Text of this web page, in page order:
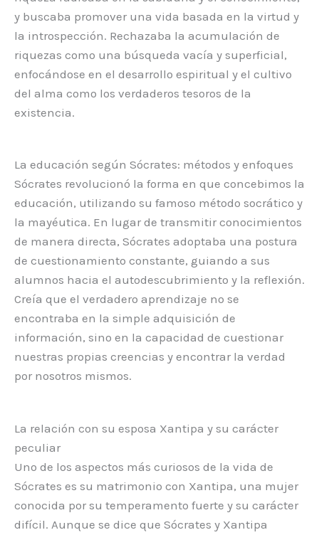
y buscaba promover una vida basada en la virtud y
la introspección. Rechazaba la acumulación de
riquezas como una búsqueda vacía y superficial,
enfocándose en el desarrollo espiritual y el cultivo
del alma como los verdaderos tesoros de la
existencia.
La educación según Sócrates: métodos y enfoques
Sócrates revolucionó la forma en que concebimos la
educación, utilizando su famoso método socrático y
la mayéutica. En lugar de transmitir conocimientos
de manera directa, Sócrates adoptaba una postura
de cuestionamiento constante, guiando a sus
alumnos hacia el autodescubrimiento y la reflexión.
Creía que el verdadero aprendizaje no se
encontraba en la simple adquisición de
información, sino en la capacidad de cuestionar
nuestras propias creencias y encontrar la verdad
por nosotros mismos.
La relación con su esposa Xantipa y su carácter
peculiar
Uno de los aspectos más curiosos de la vida de
Sócrates es su matrimonio con Xantipa, una mujer
conocida por su temperamento fuerte y su carácter
difícil. Aunque se dice que Sócrates y Xantipa